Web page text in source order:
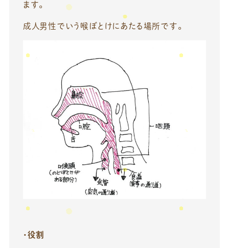
ます。
成人男性でいう喉ぼとけにあたる場所です。
・役割